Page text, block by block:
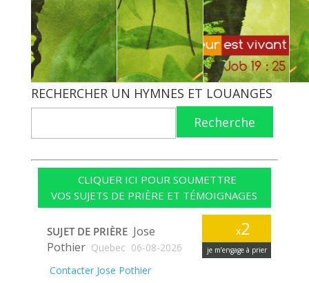
RECHERCHER UN HYMNES ET LOUANGES
Recherche
CLIQUER ICI POUR SOUMETTRE
VOS SUJETS DE PRIÈRE ET TÉMOIGNAGES
x2
je m’engage à prier
SUJET DE PRIÈRE Jose
Pothier Quebec 06-08-2026
Contacter Jose Pothier